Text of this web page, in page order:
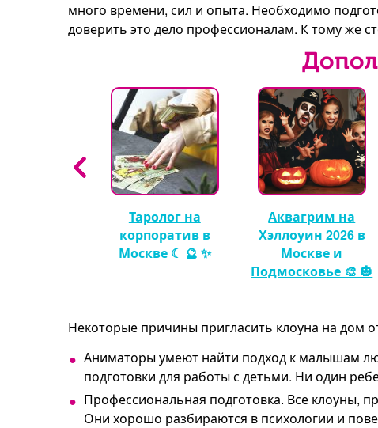
много времени, сил и опыта. Необходимо
доверить это дело профессионалам. К тому же
Таролог на
корпоратив в
Москве ☾ 🔮 ✨
Аквагрим на
Хэллоуин 2026 в
Москве и
Подмосковье 🎨 🎃
Некоторые причины пригласить клоуна на дом
Аниматоры умеют найти подход к малышам
подготовки для работы с детьми. Ни один
Профессиональная подготовка. Все клоуны,
Они хорошо разбираются в психологии и